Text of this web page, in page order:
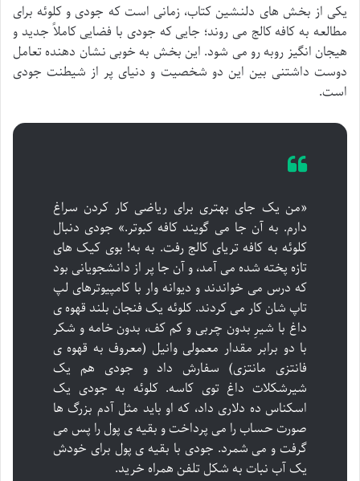
یکی از بخش های دلنشین کتاب، زمانی است که جودی و کلوئه برای
مطالعه به کافه کالج می روند؛ جایی که جودی با فضایی کاملاً جدید و
هیجان انگیز روبه رو می شود. این بخش به خوبی نشان دهنده تعامل
دوست داشتنی بین این دو شخصیت و دنیای پر از شیطنت جودی
است.
«من یک جای بهتری برای ریاضی کار کردن سراغ
دارم. به آن جا می گویند کافه کبوتر.» جودی دنبال
کلوئه به کافه تریای کالج رفت. به به! بوی کیک های
تازه پخته شده می آمد، و آن جا پر از دانشجویانی بود
که درس می خواندند و دیوانه وار با کامپیوترهای لپ
تاپ شان کار می کردند. کلوئه یک فنجان بلند قهوه ی
داغ با شیرِ بدون چربی و کم کف، بدون خامه و شکر
با دو برابر مقدار معمولی وانیل (معروف به قهوه ی
فانتزی مانتزی) سفارش داد و جودی هم یک
شیرشکلات داغ توی کاسه. کلوئه به جودی یک
اسکناس ده دلاری داد، که او باید مثل آدم بزرگ ها
صورت حساب را می پرداخت و بقیه ی پول را پس می
گرفت و می شمرد. جودی با بقیه ی پول برای خودش
یک آب نبات به شکل تلفن همراه خرید.